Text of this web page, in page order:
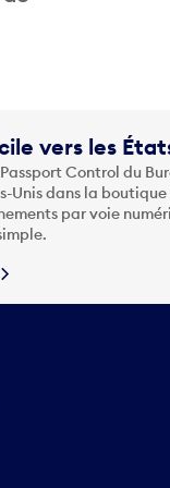
vers les
Control du
dans la boutique
par voie